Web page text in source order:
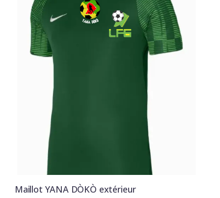
Maillot YANA DÒKÒ extérieur